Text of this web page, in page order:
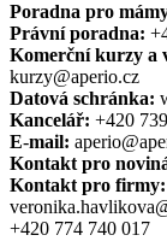
Poradna pro
Právní poradna:
Komerční kurzy a
kurzy@aperio.cz
Datová schránka:
Kancelář: +420
E‑mail:
Kontakt pro
Kontakt pro firmy:
+420 774 740 017